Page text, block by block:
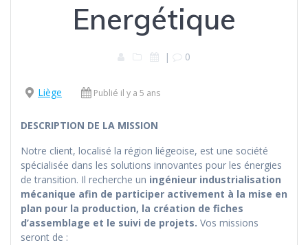
Energétique
| 0
Liège Publié il y a 5 ans
DESCRIPTION DE LA MISSION
Notre client, localisé la région liégeoise, est une société
spécialisée dans les solutions innovantes pour les énergies
de transition. Il recherche un ingénieur industrialisation
mécanique afin de participer activement à la mise en
plan pour la production, la création de fiches
d’assemblage et le suivi de projets. Vos missions
seront de :